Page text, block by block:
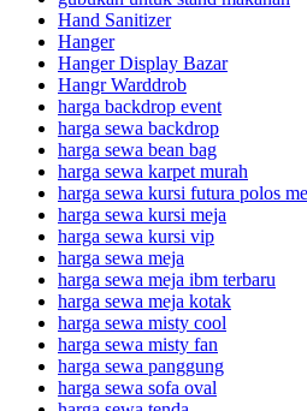
Hand Sanitizer
Hanger
Hanger Display Bazar
Hangr Warddrob
harga backdrop event
harga sewa backdrop
harga sewa bean bag
harga sewa karpet murah
harga sewa kursi futura polos
harga sewa kursi meja
harga sewa kursi vip
harga sewa meja
harga sewa meja ibm terbaru
harga sewa meja kotak
harga sewa misty cool
harga sewa misty fan
harga sewa panggung
harga sewa sofa oval